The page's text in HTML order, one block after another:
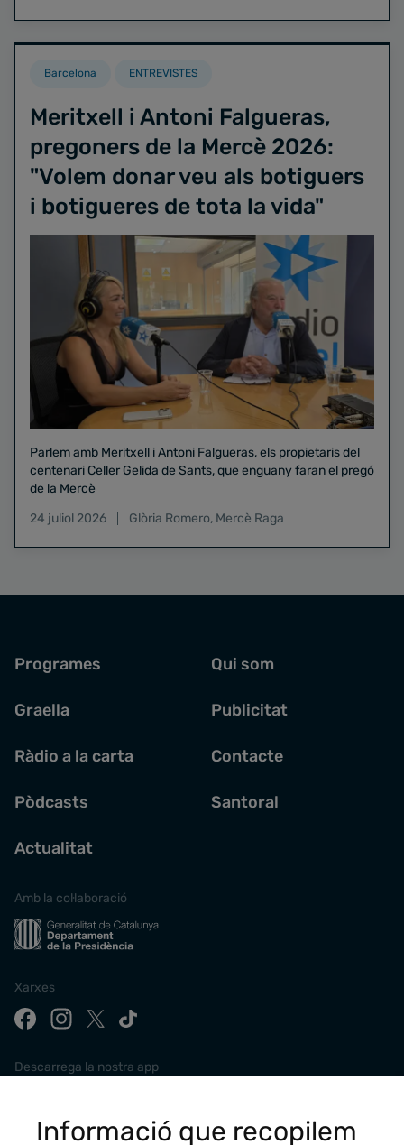
Barcelona ENTREVISTES
Meritxell i Antoni Falgueras,
pregoners de la Mercè 2026:
"Volem donar veu als botiguers
i botigueres de tota la vida"
Parlem amb Meritxell i Antoni Falgueras, els propietaris del
centenari Celler Gelida de Sants, que enguany faran el pregó
de la Mercè
24 juliol 2026
Glòria Romero, Mercè Raga
Programes
Graella
Ràdio a la carta
Pòdcasts
Actualitat
Qui som
Publicitat
Contacte
Santoral
Amb la col·laboració
Xarxes
Descarrega la nostra app
Informació que recopilem